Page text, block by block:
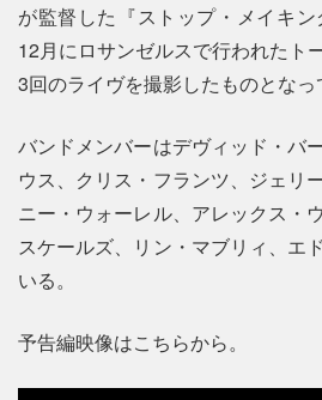
が監督した『ストップ・メイキ
12月にロサンゼルスで行われたト
3回のライヴを撮影したものとなっ
バンドメンバーはデヴィッド・バ
ウス、クリス・フランツ、ジェリ
ニー・ウォーレル、アレックス・
スケールズ、リン・マブリィ、エ
いる。
予告編映像はこちらから。